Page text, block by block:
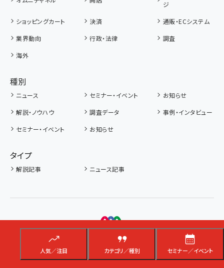
人気／注目 カテゴリ／種別 セミナー／イベント
ジ
ショッピングカート
決済
通販・ECシステム
業界動向
行政・法律
調査
海外
種別
ニュース セミナー・イベント
お知らせ
解説・ノウハウ
調査データ
事例・インタビュー
セミナー・イベント
お知らせ
タイプ
解説記事 ニュース記事